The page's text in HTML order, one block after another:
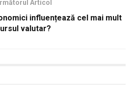
Articol
influențează cel mai mult
valutar?